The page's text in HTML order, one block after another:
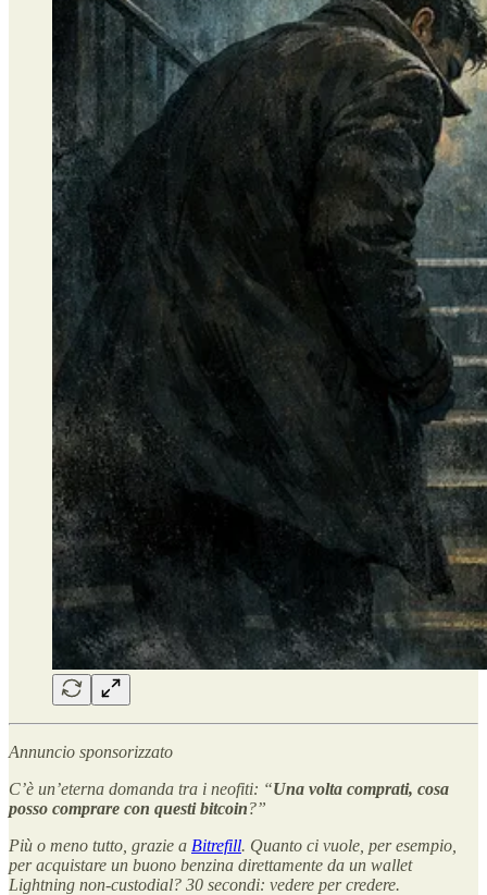
Annuncio sponsorizzato
C’è un’eterna domanda tra i neofiti: “Una volta comprati, cosa
posso comprare con questi bitcoin?”
Più o meno tutto, grazie a Bitrefill. Quanto ci vuole, per esempio,
per acquistare un buono benzina direttamente da un wallet
Lightning non-custodial? 30 secondi: vedere per credere.